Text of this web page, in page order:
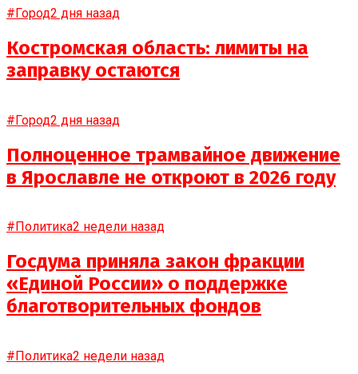
#Город2 дня назад
Костромская область: лимиты на
заправку остаются
#Город2 дня назад
Полноценное трамвайное движение
в Ярославле не откроют в 2026 году
#Политика2 недели назад
Госдума приняла закон фракции
«Единой России» о поддержке
благотворительных фондов
#Политика2 недели назад